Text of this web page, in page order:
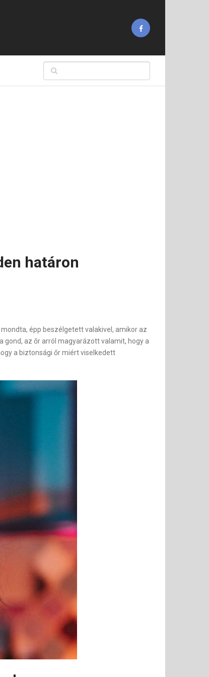
határon
épp beszélgetett valakivel, amikor az
az őr arról magyarázott valamit, hogy a
a biztonsági őr miért viselkedett